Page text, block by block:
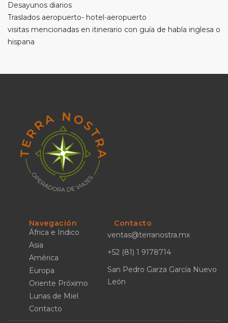
Desayunos diarios
Traslados aeropuerto- hotel-aeropuerto
visitas mencionadas en itinerario con guía de habla inglesa o
hispana
Navegación
África e Indico
Asia
América
Europa
Oriente Próximo
Lunas de Miel
Contacto
Contacto
ventas@terranostra.mx
+52 (81) 1 9178714
San Pedro Garza García Nuevo
León